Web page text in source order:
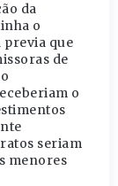
da
o
previa que
de
o
seriam
menores